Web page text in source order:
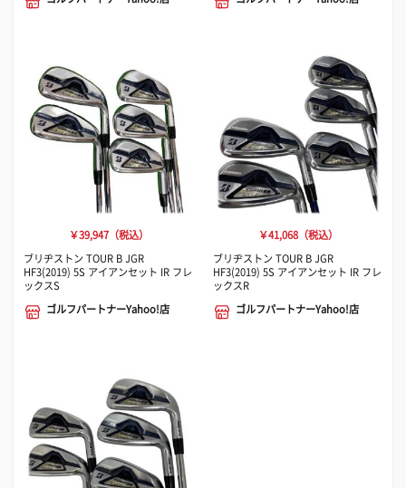
￥39,947（税込）
ブリヂストン TOUR B JGR
HF3(2019) 5S アイアンセット IR フレ
ックスS
ゴルフパートナーYahoo!店
￥41,068（税込）
ブリヂストン TOUR B JGR
HF3(2019) 5S アイアンセット IR フレ
ックスR
ゴルフパートナーYahoo!店